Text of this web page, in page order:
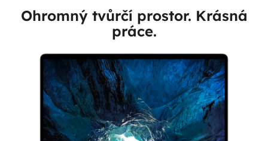
Ohromný tvůrčí prostor. Krásná
práce.